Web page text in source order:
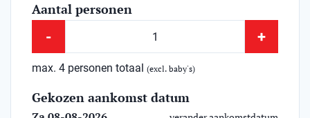
Aantal personen
- +
max. 4 personen totaal (excl. baby's)
Gekozen aankomst datum